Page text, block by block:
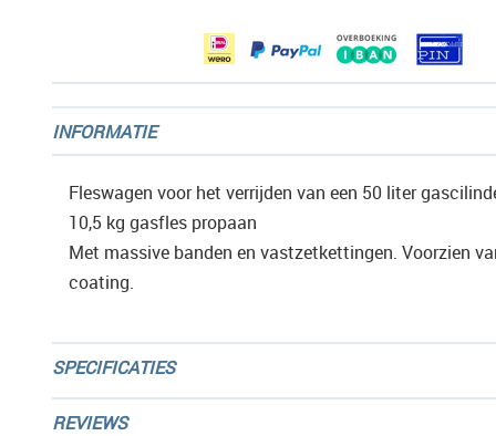
INFORMATIE
Fleswagen voor het verrijden van een 50 liter
10,5 kg gasfles propaan
Met massive banden en vastzetkettingen. Voorzien
coating.
SPECIFICATIES
REVIEWS